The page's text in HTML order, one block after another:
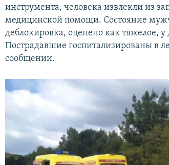
инструмента, человека извлекли из
медицинской помощи. Состояние
деблокировка, оценено как тяжелое,
Пострадавшие госпитализированы в
сообщении.